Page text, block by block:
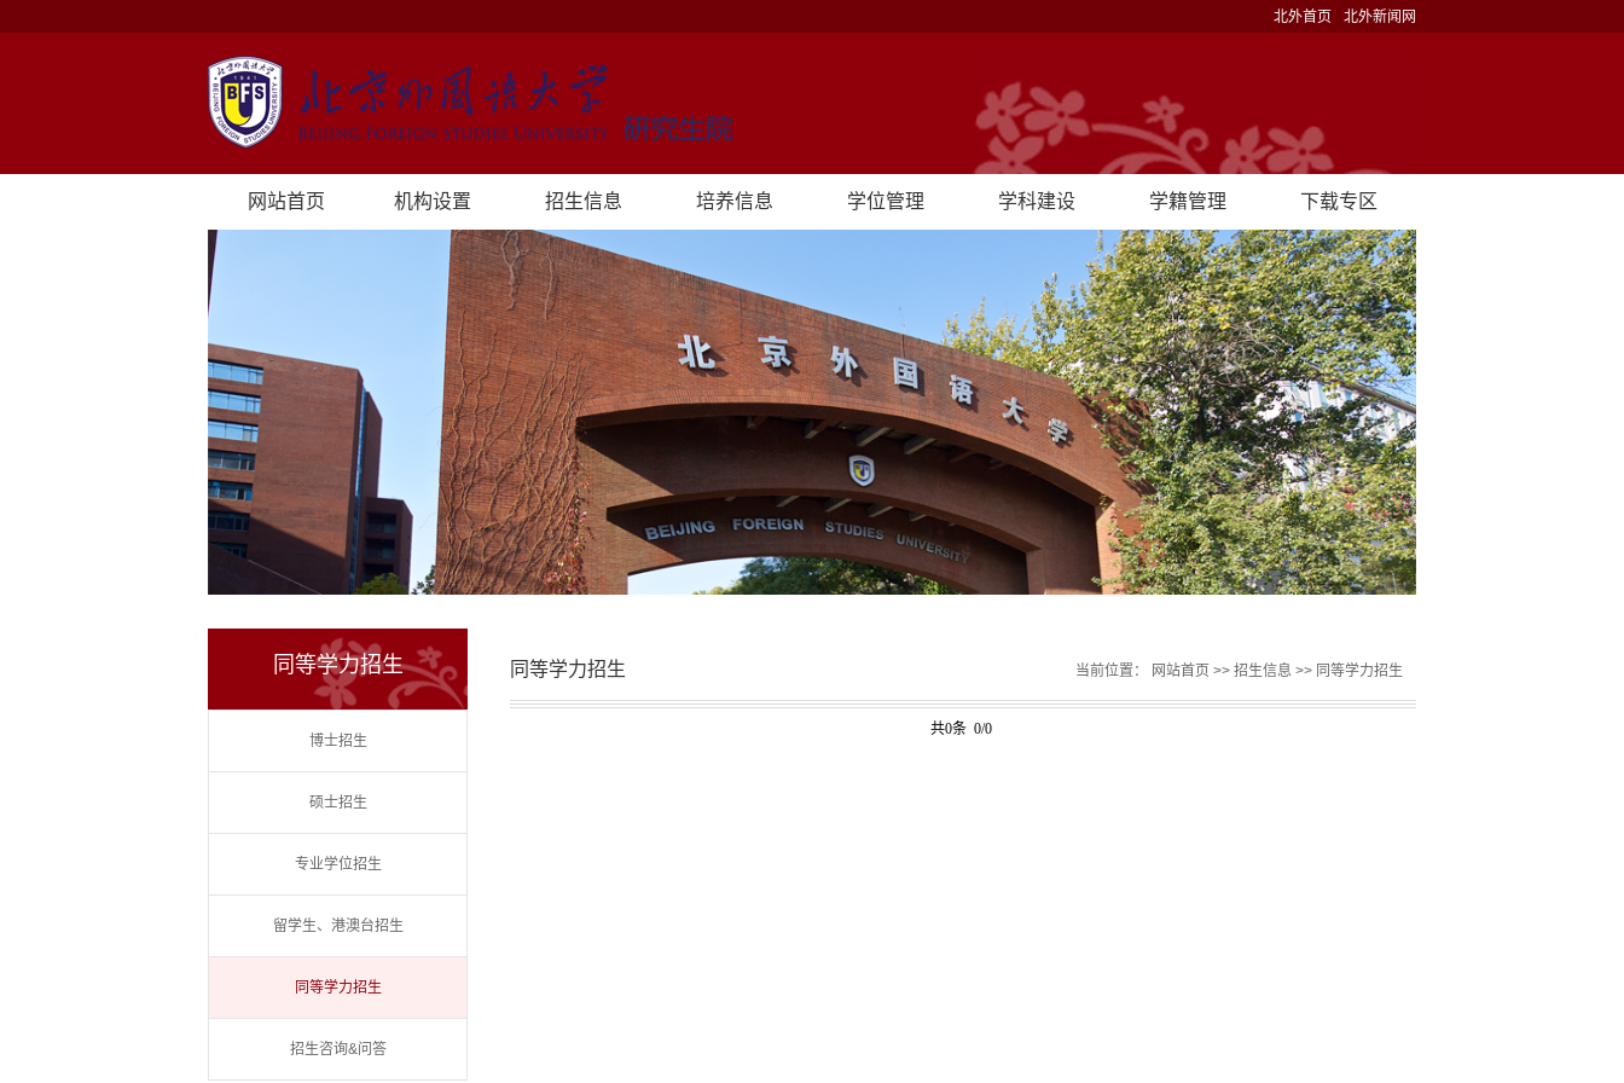
北外首页 北外新闻网
网站首页 机构设置 招生信息 培养信息 学位管理 学科建设 学籍管理 下载专区
同等学力招生
博士招生
硕士招生
专业学位招生
留学生、港澳台招生
同等学力招生
招生咨询&问答
同等学力招生 当前位置： 网站首页 >> 招生信息 >> 同等学力招生
共0条 0/0